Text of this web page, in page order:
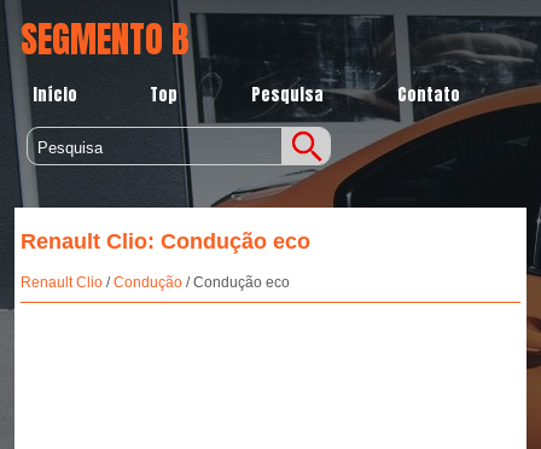
SEGMENTO B
Início Top Pesquisa Contato
Renault Clio: Condução eco
Renault Clio/Condução/ Condução eco